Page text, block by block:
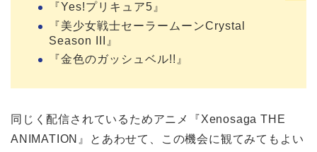
『Yes!プリキュア5』
『美少女戦士セーラームーンCrystal
Season III』
『金色のガッシュベル!!』
同じく配信されているためアニメ『Xenosaga THE
ANIMATION』とあわせて、この機会に観てみてもよい